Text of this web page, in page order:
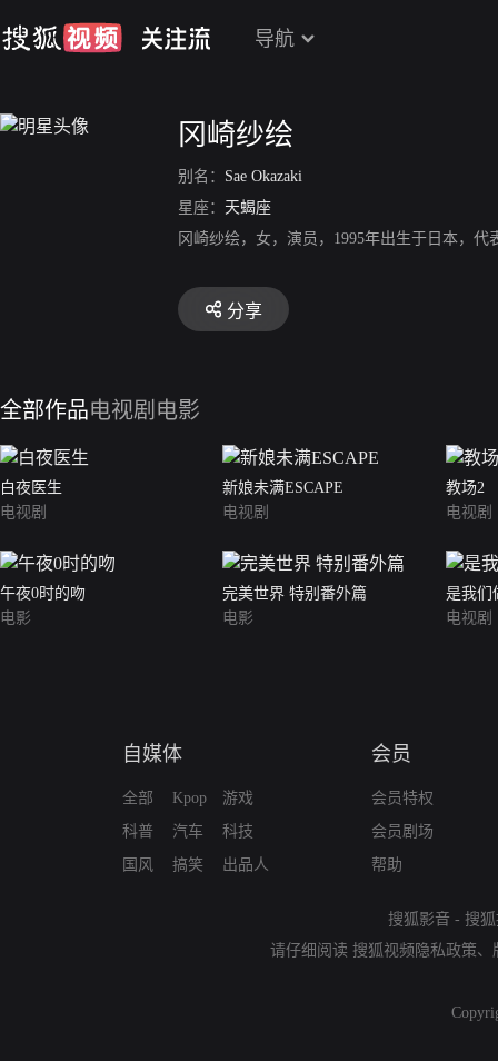
导航
冈崎纱绘
别名： Sae Okazaki
星座： 天蝎座
冈崎纱绘，女，演员，1995年出生于日本，代
分享
全部作品电视剧 电影
白夜医生
电视剧
新娘未满ESCAPE
电视剧
教场2
电视剧
午夜0时的吻
电影
完美世界 特别番外篇
电影
是我们
电视剧
自媒体
全部
科普
国风
Kpop
汽车
搞笑
游戏
科技
出品人
会员
会员特权
会员剧场
帮助
搜狐影音 - 搜
请仔细阅读 搜狐视频隐私政策、